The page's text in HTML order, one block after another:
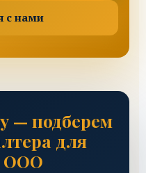
с нами
— подберем
для
ООО